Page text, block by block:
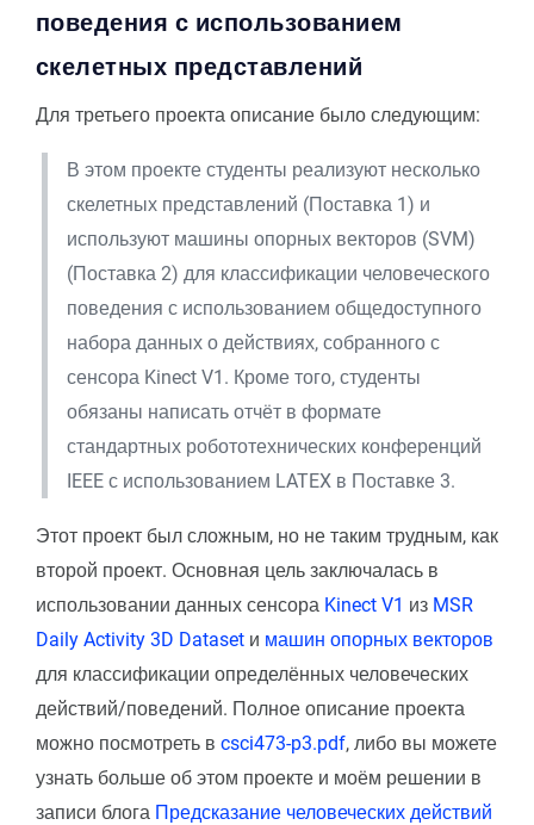
поведения с использованием
скелетных представлений
Для третьего проекта описание было следующим:
В этом проекте студенты реализуют несколько
скелетных представлений (Поставка 1) и
используют машины опорных векторов (SVM)
(Поставка 2) для классификации человеческого
поведения с использованием общедоступного
набора данных о действиях, собранного с
сенсора Kinect V1. Кроме того, студенты
обязаны написать отчёт в формате
стандартных робототехнических конференций
IEEE с использованием LATEX в Поставке 3.
Этот проект был сложным, но не таким трудным, как
второй проект. Основная цель заключалась в
использовании данных сенсора Kinect V1 из MSR
Daily Activity 3D Dataset и машин опорных векторов
для классификации определённых человеческих
действий/поведений. Полное описание проекта
можно посмотреть в csci473-p3.pdf, либо вы можете
узнать больше об этом проекте и моём решении в
записи блога Предсказание человеческих действий